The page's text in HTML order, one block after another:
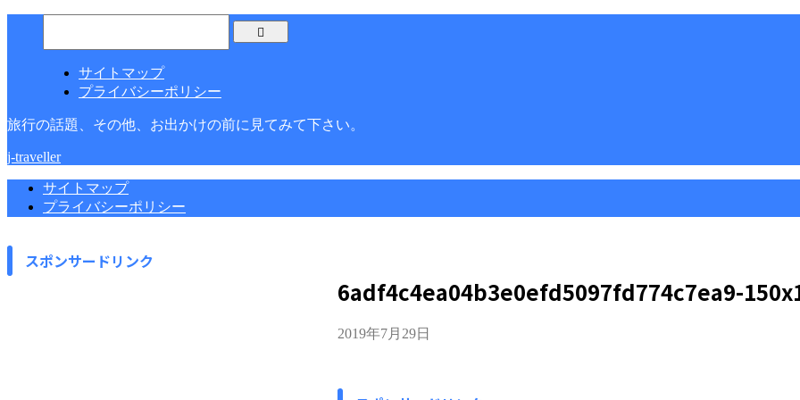
サイトマップ
プライバシーポリシー
旅行の話題、その他、お出かけの前に見てみて下さい。
j-traveller
サイトマップ
プライバシーポリシー
6adf4c4ea04b3e0efd5097fd774c7ea9-
2019年7月29日
スポンサードリンク